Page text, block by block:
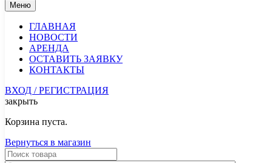
Меню
ГЛАВНАЯ
НОВОСТИ
АРЕНДА
ОСТАВИТЬ ЗАЯВКУ
КОНТАКТЫ
ВХОД / РЕГИСТРАЦИЯ
закрыть
Корзина пуста.
Вернуться в магазин